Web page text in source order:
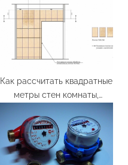
Как рассчитать квадратные
метры стен комнаты,
расчет площади стен